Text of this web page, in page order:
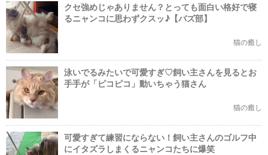
クセ強めじゃありません？とっても面白い格好で寝
るニャンコに思わずクスッ♪【バズ部】
猫の癒し
泳いでるみたいで可愛すぎ♡飼い主さんを見るとお
手手が「ピコピコ」動いちゃう猫さん
猫の癒し
可愛すぎて練習にならない！飼い主さんのゴルフ中
にイタズラしまくるニャンコたちに爆笑